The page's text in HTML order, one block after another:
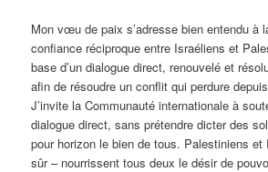
Mon vœu de paix s’adresse bien entendu à
confiance réciproque entre Israéliens et
base d’un dialogue direct, renouvelé et
afin de résoudre un conflit qui perdure
J’invite la Communauté internationale à
dialogue direct, sans prétendre dicter des
pour horizon le bien de tous. Palestiniens et
sûr – nourrissent tous deux le désir de